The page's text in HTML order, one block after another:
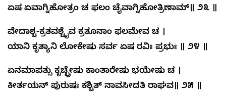
ಏಷ ಏವಾಗ್ನಿಹೋತ್ರಂ ಚ ಫಲಂ ಚೈವಾಗ್ನಿಹೋತ್ರಿಣಾಮ್॥ ೨೩ ॥
ವೇದಾಶ್ಚ-ಕ್ರತವಶ್ಚೈವ ಕ್ರತೂನಾಂ ಫಲಮೇವ ಚ ।
ಯಾನಿ ಕೃತ್ಯಾನಿ ಲೋಕೇಷು ಸರ್ವ ಏಷ ರವಿಃ ಪ್ರಭುಃ ॥ ೨೪ ॥
ಏನಮಾಪತ್ಸು ಕೃಚ್ಛ್ರೇಷು ಕಾಂತಾರೇಷು ಭಯೇಷು ಚ ।
ಕೀರ್ತಯನ್ ಪುರುಷಃ ಕಶ್ಚಿತ್ ನಾವಸೀದತಿ ರಾಘವ॥ ೨೫ ॥